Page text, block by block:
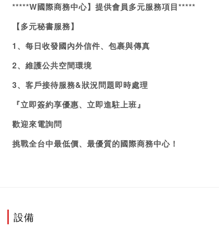
*****W國際商務中心】提供會員多元服務項目*****
【多元秘書服務】
1、每日收發國內外信件、包裹與傳真
2、維護公共空間環境
3、客戶接待服務&狀況問題即時處理
『立即簽約享優惠、立即進駐上班』
歡迎來電詢問
挑戰全台中最低價、最優質的國際商務中心！
設備